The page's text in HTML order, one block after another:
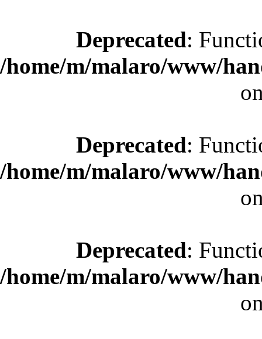
Deprecated:
/home/m/malaro/www/
Deprecated:
/home/m/malaro/www/
Deprecated:
/home/m/malaro/www/